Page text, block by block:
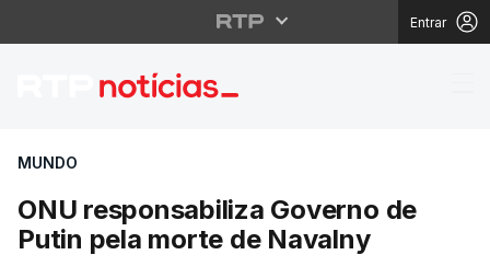
Entrar
ONU responsabiliza
MUNDO
ONU responsabiliza Governo de
Putin pela morte de Navalny